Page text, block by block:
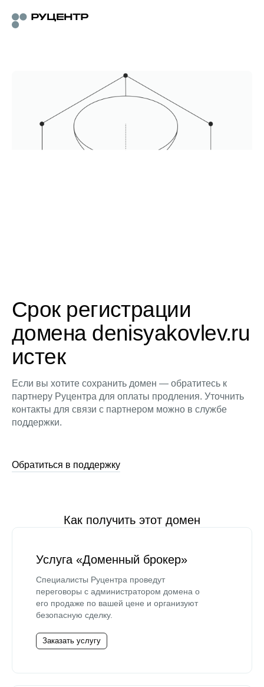
Срок регистрации
домена denisyakovlev.ru
истек
Если вы хотите сохранить домен — обратитесь к
партнеру Руцентра для оплаты продления. Уточнить
контакты для связи с партнером можно в службе
поддержки.
Обратиться в поддержку
Как получить этот домен
Услуга «Доменный брокер»
Специалисты Руцентра проведут
переговоры с администратором домена о
его продаже по вашей цене и организуют
безопасную сделку.
Заказать услугу